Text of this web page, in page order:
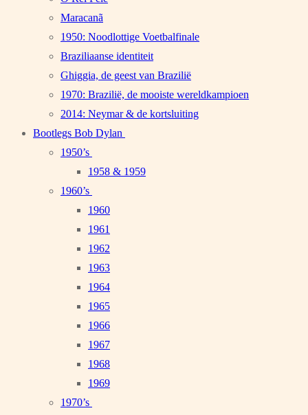
Maracanã
1950: Noodlottige Voetbalfinale
Braziliaanse identiteit
Ghiggia, de geest van Brazilië
1970: Brazilië, de mooiste wereldkampioen
2014: Neymar & de kortsluiting
Bootlegs Bob Dylan
1950’s
1958 & 1959
1960’s
1960
1961
1962
1963
1964
1965
1966
1967
1968
1969
1970’s